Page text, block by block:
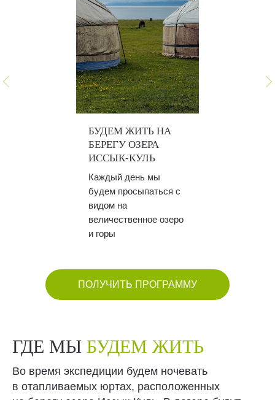
БУДЕМ ЖИТЬ НА
БЕРЕГУ ОЗЕРА
ИССЫК-КУЛЬ
Каждый день мы
будем просыпаться с
видом на
величественное озеро
и горы
ПОЛУЧИТЬ ПРОГРАММУ
ГДЕ МЫ БУДЕМ ЖИТЬ
Во время экспедиции будем ночевать
в отапливаемых юртах, расположенных